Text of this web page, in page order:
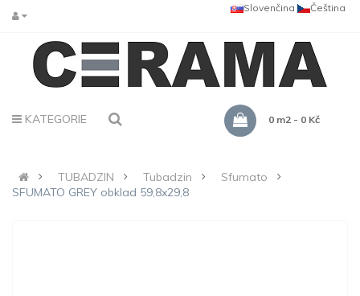
Čeština
Slovenčina
KATEGORIE 0 m2 - 0 Kč
TUBADZIN Tubadzin
Sfumato
SFUMATO GREY obklad 59,8x29,8